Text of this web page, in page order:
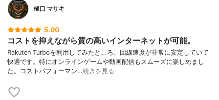
樋口 マサキ
5.00
コストを抑えながら質の高いインターネットが可能。
Rakuten Turboを利用してみたところ、回線速度が非常に安定していて
快適です。特にオンラインゲームや動画配信もスムーズに楽しめまし
た。コストパフォーマン…続きを見る